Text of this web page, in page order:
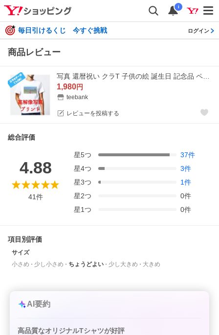
i
毎日引けるくじ 今すぐ挑戦 ログイン
商品レビュー
1,980円
teebank
レビューを投稿する
総合評価
4.88
41件
星5つ 37件
星4つ 3件
星3つ 1件
星2つ 0件
星1つ 0件
項目別評価
サイズ
小さめ
少し小さめ ちょうどよい 少し大きめ 大きめ
AI要約
高品質なオリジナルTシャツが好評